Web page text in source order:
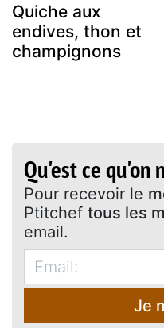
Quiche aux
endives, thon et
champignons
Qu'est ce qu'on
Pour recevoir le
Ptitchef tous les
email.
Je